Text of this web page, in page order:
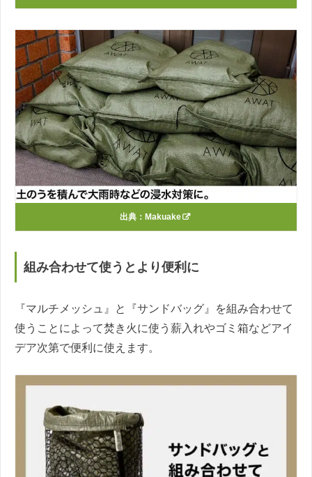
出典： Makuake
組み合わせて使うとより便利に
『マルチメッシュ』と『サンドバッグ』を組み合わせて
使うことによって焚き火に使う薪入れやゴミ箱などアイ
デア次第で便利に使えます。